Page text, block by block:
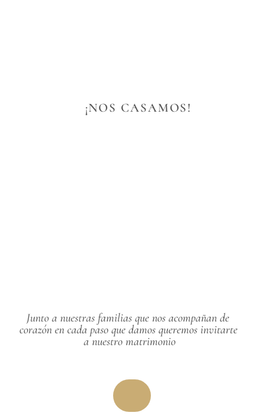
   ¡NOS CASAMOS!
Junto a nuestras familias que nos acompañan de
corazón en cada paso que damos queremos invitarte
a nuestro matrimonio